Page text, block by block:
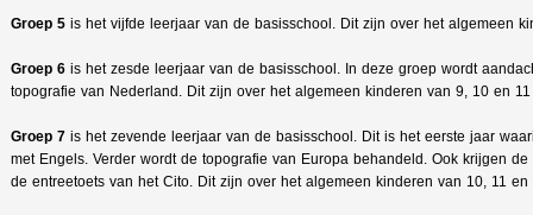
Groep 5 is het vijfde leerjaar van de basisschool. Dit zijn over het algemeen
Groep 6 is het zesde leerjaar van de basisschool. In deze groep wordt
topografie van Nederland. Dit zijn over het algemeen kinderen van 9, 10 en 11
Groep 7 is het zevende leerjaar van de basisschool. Dit is het eerste jaar
met Engels. Verder wordt de topografie van Europa behandeld. Ook krijgen
de entreetoets van het Cito. Dit zijn over het algemeen kinderen van 10, 11 en